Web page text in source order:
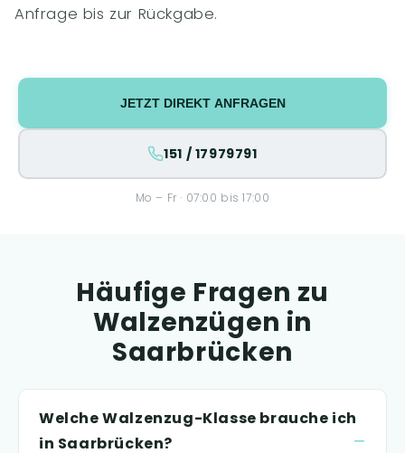
Anfrage bis zur Rückgabe.
JETZT DIREKT ANFRAGEN
151 / 17979791
Mo – Fr · 07:00 bis 17:00
Häufige Fragen zu
Walzenzügen in
Saarbrücken
Welche Walzenzug-Klasse brauche ich
in Saarbrücken?